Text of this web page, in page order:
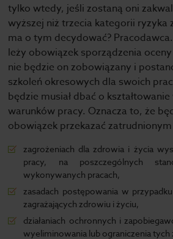
tylko wtedy, jeśli zostaną oni
wyższej niż trzecia kategorii
ma o tym decydować?
leży obowiązek sporządzenia
nie będzie on zobowiązany i
szkoleń okresowych dla swoich
będzie musiał dbać o kształtowanie
warunków pracy. Oznacza to, że
obowiązek przekazać
zagrożeniach dla zdrowia i życia
pracy, na poszczególnych
wykonywanych pracach,
zasadach postępowania w
zagrażających zdrowiu i życiu,
działaniach ochronnych i
wyeliminowania lub ograniczenia tych